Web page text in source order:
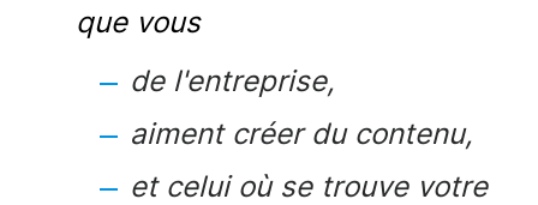
que vous
de l'entreprise,
aiment créer du contenu,
et celui où se trouve votre